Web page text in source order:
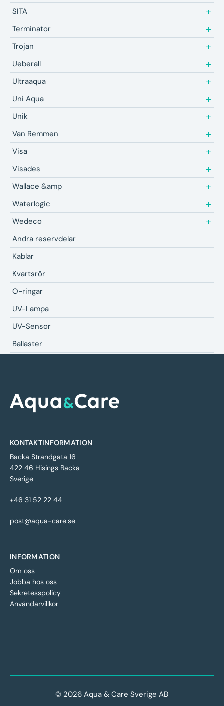
Andra reservdelar
Kablar
Kvartsrör
O-ringar
UV-Lampa
UV-Sensor
Ballaster
SITA
Terminator
Trojan
Ueberall
Ultraaqua
Uni Aqua
Unik
Van Remmen
Visa
Visades
Wallace &amp
Waterlogic
Wedeco
KONTAKTINFORMATION
Backa Strandgata 16
422 46 Hisings Backa
Sverige
+46 31 52 22 44
post@aqua-care.se
INFORMATION
Om oss
Jobba hos oss
Sekretesspolicy
Användarvillkor
© 2026 Aqua & Care Sverige AB